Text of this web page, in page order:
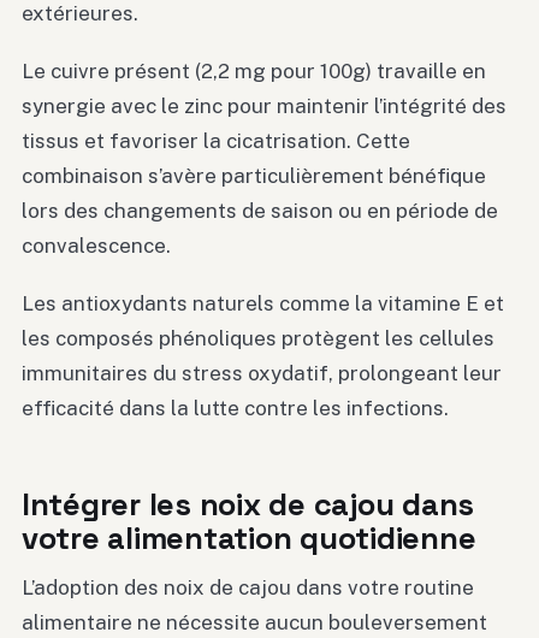
extérieures.
Le cuivre présent (2,2 mg pour 100g) travaille en
synergie avec le zinc pour maintenir l’intégrité des
tissus et favoriser la cicatrisation. Cette
combinaison s’avère particulièrement bénéfique
lors des changements de saison ou en période de
convalescence.
Les antioxydants naturels comme la vitamine E et
les composés phénoliques protègent les cellules
immunitaires du stress oxydatif, prolongeant leur
efficacité dans la lutte contre les infections.
Intégrer les noix de cajou dans
votre alimentation quotidienne
L’adoption des noix de cajou dans votre routine
alimentaire ne nécessite aucun bouleversement